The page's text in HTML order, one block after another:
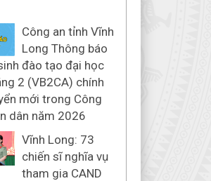
Công an tỉnh Vĩnh
Long Thông báo
đào tạo đại học
2 (VB2CA) chính
mới trong Công
dân năm 2026
Vĩnh Long: 73
chiến sĩ nghĩa vụ
tham gia CAND